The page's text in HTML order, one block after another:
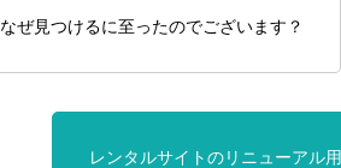
なぜ見つけるに至ったのでございます？
レンタルサイトのリニューアル